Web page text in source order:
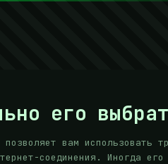
его
вам использовать
соединения. Иногда его